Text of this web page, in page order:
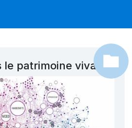
le patrimoine vivant !